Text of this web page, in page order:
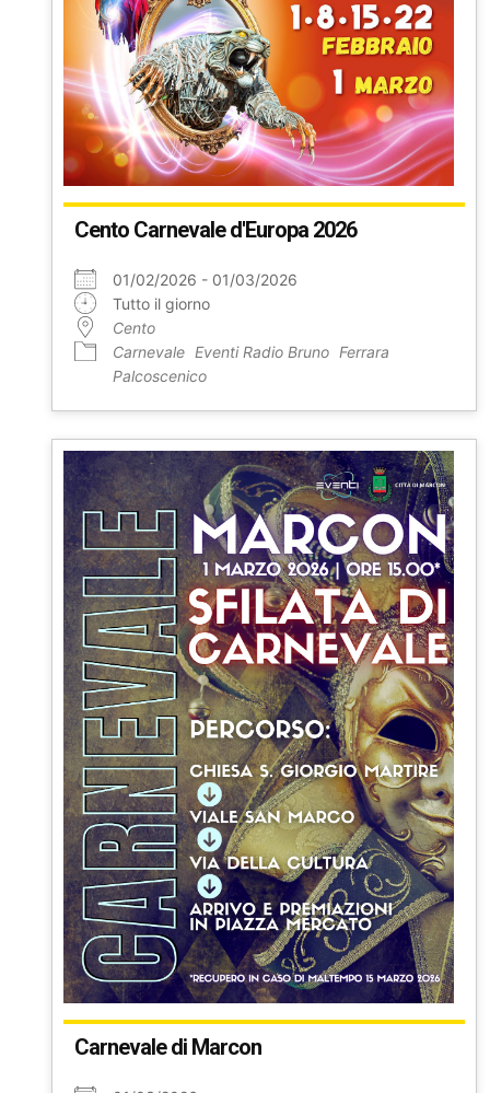
Cento Carnevale d'Europa 2026
01/02/2026 - 01/03/2026
Tutto il giorno
Cento
Carnevale Eventi Radio Bruno Ferrara
Palcoscenico
Carnevale di Marcon